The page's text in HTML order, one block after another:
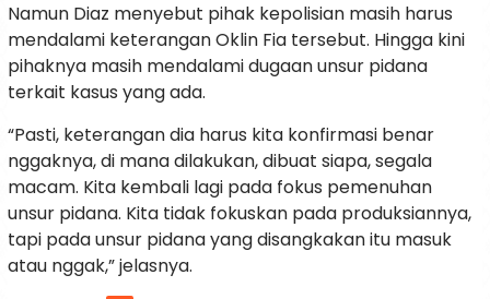
Namun Diaz menyebut pihak kepolisian masih harus
mendalami keterangan Oklin Fia tersebut. Hingga kini
pihaknya masih mendalami dugaan unsur pidana
terkait kasus yang ada.
“Pasti, keterangan dia harus kita konfirmasi benar
nggaknya, di mana dilakukan, dibuat siapa, segala
macam. Kita kembali lagi pada fokus pemenuhan
unsur pidana. Kita tidak fokuskan pada produksiannya,
tapi pada unsur pidana yang disangkakan itu masuk
atau nggak,” jelasnya.